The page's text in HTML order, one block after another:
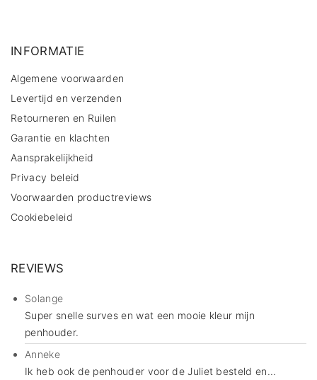
INFORMATIE
Algemene voorwaarden
Levertijd en verzenden
Retourneren en Ruilen
Garantie en klachten
Aansprakelijkheid
Privacy beleid
Voorwaarden productreviews
Cookiebeleid
REVIEWS
Solange
Super snelle surves en wat een mooie kleur mijn
penhouder.
Anneke
Ik heb ook de penhouder voor de Juliet besteld en...